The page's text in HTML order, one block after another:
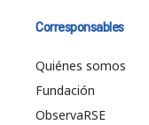
Corresponsables
Quiénes somos
Fundación
ObservaRSE